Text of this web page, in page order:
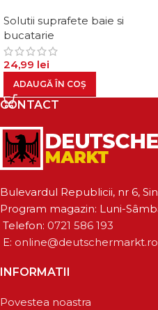
Solutii suprafete baie si
bucatarie
24,99 lei
ADAUGĂ ÎN COȘ
CONTACT
Bulevardul Republicii, nr 6,
Program magazin: Luni-
Telefon: 0721 586 193
E: online@deutschermarkt.ro
INFORMATII
Povestea noastra